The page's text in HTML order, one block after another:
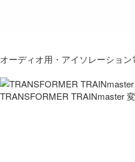
オーディオ用・アイソレーショ
TRANSFORMER TRAINmaster